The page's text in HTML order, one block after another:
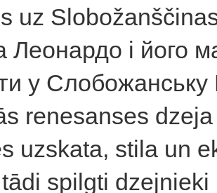
uz
Леонардо і його
у
renesanses
uzskata, stila un
spilgti